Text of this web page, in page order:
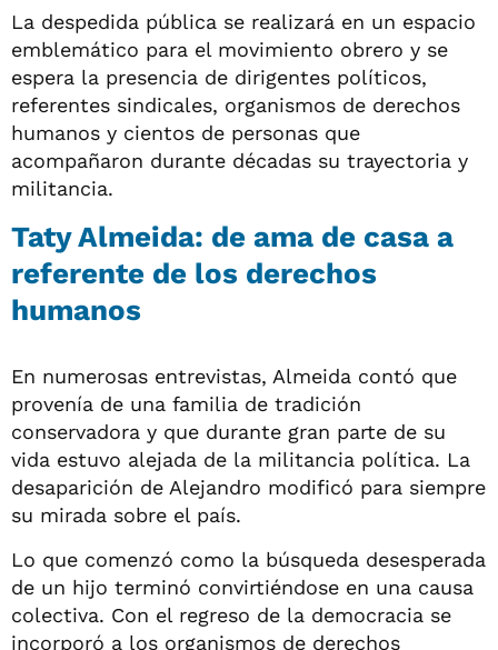
La despedida pública se realizará en un espacio
emblemático para el movimiento obrero y se
espera la presencia de dirigentes políticos,
referentes sindicales, organismos de derechos
humanos y cientos de personas que
acompañaron durante décadas su trayectoria y
militancia.
Taty Almeida: de ama de casa a
referente de los derechos
humanos
En numerosas entrevistas, Almeida contó que
provenía de una familia de tradición
conservadora y que durante gran parte de su
vida estuvo alejada de la militancia política. La
desaparición de Alejandro modificó para siempre
su mirada sobre el país.
Lo que comenzó como la búsqueda desesperada
de un hijo terminó convirtiéndose en una causa
colectiva. Con el regreso de la democracia se
incorporó a los organismos de derechos